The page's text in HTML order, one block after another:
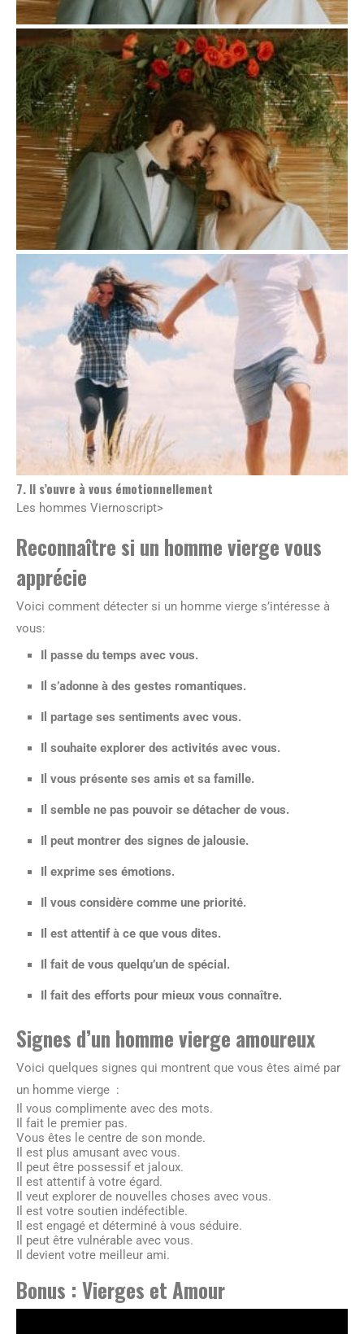
7. Il s’ouvre à vous émotionnellement
Les hommes Viernoscript>
Reconnaître si un homme vierge vous
apprécie
Voici comment détecter si un homme vierge s’intéresse à
vous:
Il passe du temps avec vous.
Il s’adonne à des gestes romantiques.
Il partage ses sentiments avec vous.
Il souhaite explorer des activités avec vous.
Il vous présente ses amis et sa famille.
Il semble ne pas pouvoir se détacher de vous.
Il peut montrer des signes de jalousie.
Il exprime ses émotions.
Il vous considère comme une priorité.
Il est attentif à ce que vous dites.
Il fait de vous quelqu’un de spécial.
Il fait des efforts pour mieux vous connaître.
Signes d’un homme vierge amoureux
Voici quelques signes qui montrent que vous êtes aimé par
un homme vierge :
Il vous complimente avec des mots.
Il fait le premier pas.
Vous êtes le centre de son monde.
Il est plus amusant avec vous.
Il peut être possessif et jaloux.
Il est attentif à votre égard.
Il veut explorer de nouvelles choses avec vous.
Il est votre soutien indéfectible.
Il est engagé et déterminé à vous séduire.
Il peut être vulnérable avec vous.
Il devient votre meilleur ami.
Bonus : Vierges et Amour